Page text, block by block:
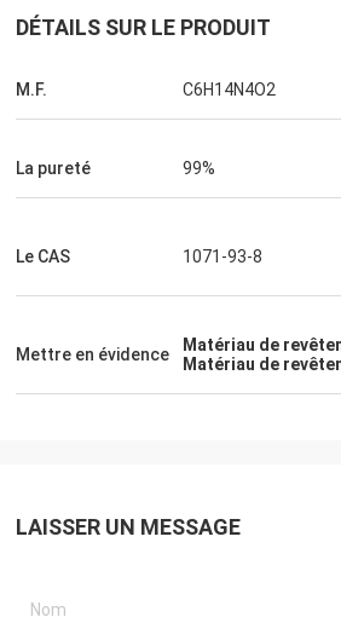
Quand j'aurai des nouvelles, je les
DÉTAILS SUR LE PRODUIT
M.F. C6H14N4O2
La pureté 99%
Le CAS 1071-93-8
Mettre en évidence Matériau de
Matériau de
LAISSER UN MESSAGE